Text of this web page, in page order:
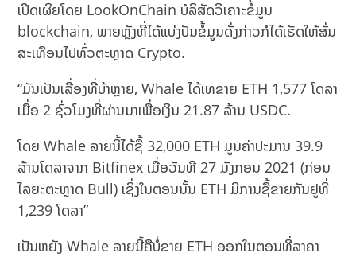
ເປີດເຜີຍໂດຍ LookOnChain ບໍລິສັດວິເຄາະຂໍ້ມູນ
blockchain, ພາຍຫຼັງທີ່ໄດ້ແບ່ງປັນຂໍ້ມູນດັ່ງກ່າວກໍໄດ້ເຮັດໃຫ້ສັ່ນ
ສະເທືອນໄປທົ່ວຕະຫຼາດ Crypto.
“ມັນເປັນເລື່ອງທີ່ບ້າຫຼາຍ, Whale ໄດ້ເທຂາຍ ETH 1,577 ໂດລາ
ເມື່ອ 2 ຊົ່ວໂມງທີ່ຜ່ານມາເພື່ອເງິນ 21.87 ລ້ານ USDC.
ໂດຍ Whale ລາຍນີ້ໄດ້ຊື້ 32,000 ETH ມູນຄ່າປະມານ 39.9
ລ້ານໂດລາຈາກ Bitfinex ເມື່ອວັນທີ 27 ມັງກອນ 2021 (ກ່ອນ
ໄລຍະຕະຫຼາດ Bull) ເຊິ່ງໃນຕອນນັ້ນ ETH ມີການຊື້ຂາຍກັນຢູທີ່
1,239 ໂດລາ”
ເປັນຫຍັງ Whale ລາຍນີ້ຄືບໍ່ຂາຍ ETH ອອກໃນຕອນທີ່ລາຄາ